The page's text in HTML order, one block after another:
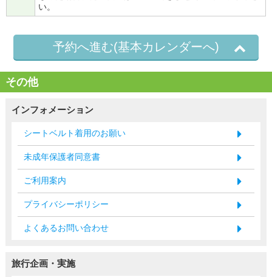
い。
予約へ進む(基本カレンダーへ)
その他
インフォメーション
シートベルト着用のお願い
未成年保護者同意書
ご利用案内
プライバシーポリシー
よくあるお問い合わせ
旅行企画・実施